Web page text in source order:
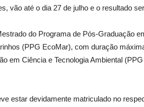
vão até o dia 27 de julho e o resultado
do Programa de Pós-Graduação
(PPG EcoMar), com duração
em Ciência e Tecnologia Ambiental
estar devidamente matriculado no